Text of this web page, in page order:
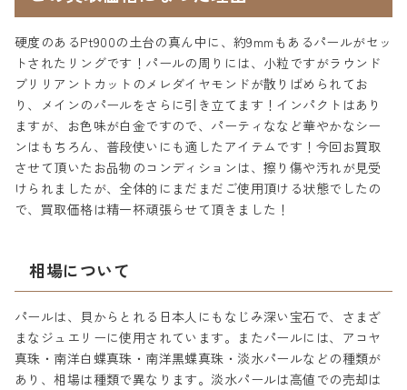
硬度のあるPt900の土台の真ん中に、約9mmもあるパールがセッ
トされたリングです！パールの周りには、小粒ですがラウンド
ブリリアントカットのメレダイヤモンドが散りばめられてお
り、メインのパールをさらに引き立てます！インパクトはあり
ますが、お色味が白金ですので、パーティななど華やかなシー
ンはもちろん、普段使いにも適したアイテムです！今回お買取
させて頂いたお品物のコンディションは、擦り傷や汚れが見受
けられましたが、全体的にまだまだご使用頂ける状態でしたの
で、買取価格は精一杯頑張らせて頂きました！
相場について
パールは、貝からとれる日本人にもなじみ深い宝石で、さまざ
まなジュエリーに使用されています。またパールには、アコヤ
真珠・南洋白蝶真珠・南洋黒蝶真珠・淡水パールなどの種類が
あり、相場は種類で異なります。淡水パールは高値での売却は